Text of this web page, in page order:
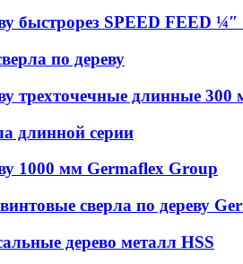
быстрорез SPEED FEED ¼″
по дереву
трехточечные длинные 300
длинной серии
1000 мм Germaflex Group
сверла по дереву
дерево металл HSS